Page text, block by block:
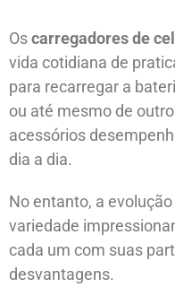
Oscarregadores de
vida cotidiana de
para recarregar a
ou até mesmo de
acessórios
dia a dia.
No entanto, a
variedade
cada um com suas
desvantagens.